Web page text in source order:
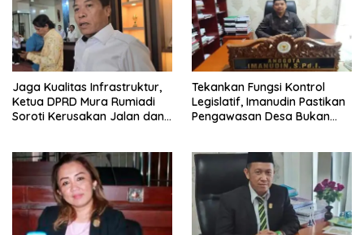
Jaga Kualitas Infrastruktur,
Ketua DPRD Mura Rumiadi
Soroti Kerusakan Jalan dan
Tekankan Fungsi Kontrol
Legislatif, Imanudin Pastikan
Pengawasan Desa Bukan